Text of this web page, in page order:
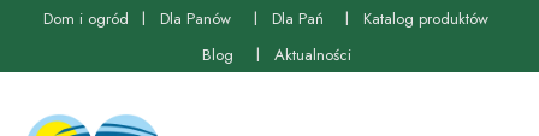
Dom i ogród Dla Panów Dla Pań
Katalog produktów
Blog
Aktualności